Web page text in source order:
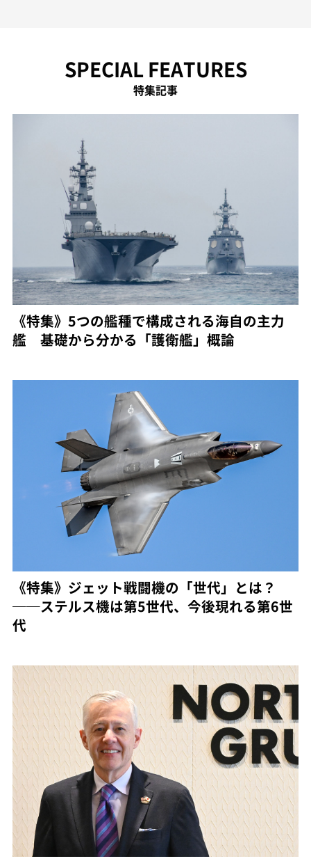
SPECIAL FEATURES
特集記事
《特集》5つの艦種で構成される海自の主力
艦 基礎から分かる「護衛艦」概論
《特集》ジェット戦闘機の「世代」とは？
──ステルス機は第5世代、今後現れる第6世
代